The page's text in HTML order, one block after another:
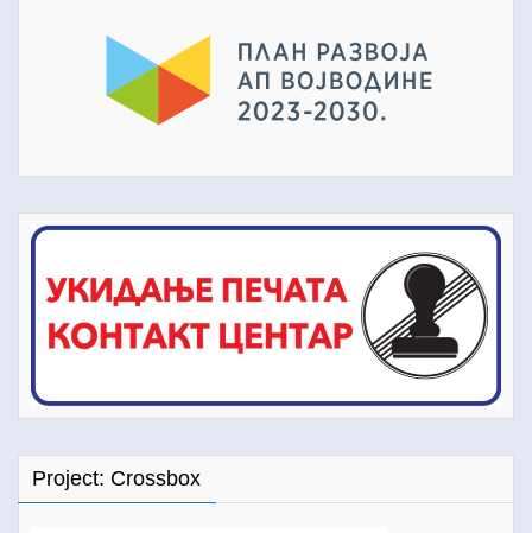
Project: Crossbox